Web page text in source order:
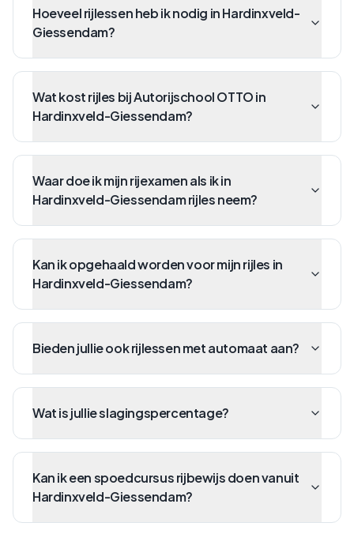
Hoeveel rijlessen heb ik nodig in Hardinxveld-
Giessendam?
Wat kost rijles bij Autorijschool OTTO in
Hardinxveld-Giessendam?
Waar doe ik mijn rijexamen als ik in
Hardinxveld-Giessendam rijles neem?
Kan ik opgehaald worden voor mijn rijles in
Hardinxveld-Giessendam?
Bieden jullie ook rijlessen met automaat aan?
Wat is jullie slagingspercentage?
Kan ik een spoedcursus rijbewijs doen vanuit
Hardinxveld-Giessendam?